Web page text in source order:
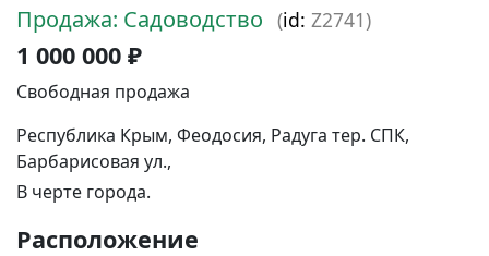
Продажа: Садоводство (id: Z2741)
1 000 000 ₽
Свободная продажа
Республика Крым, Феодосия, Радуга тер. СПК,
Барбарисовая ул.,
В черте города.
Расположение